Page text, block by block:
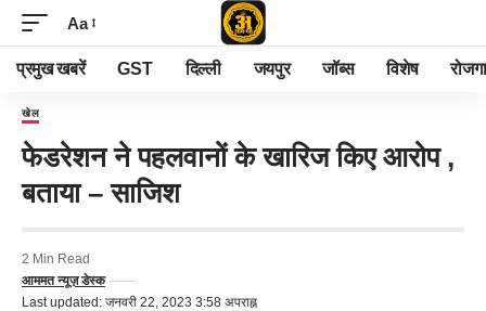
Aa
प्रमुख खबरें GST दिल्ली जयपुर जॉब्स विशेष
खेल
फेडरेशन ने पहलवानों के खारिज किए आरोप ,
बताया – साजिश
Last updated: जनवरी 22, 2023 3:58 अपराह्न
आममत न्यूज़ डेस्क
2 Min Read